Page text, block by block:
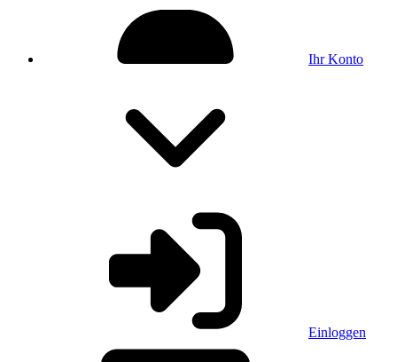
Ihr Konto
Einloggen